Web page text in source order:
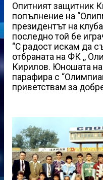
Опитният защитник
попълнение на
президентът на
последно той бе
“С радост искам да
отбраната на ФК ,,
Кирилов. Юношата
парафира с
приветствам за